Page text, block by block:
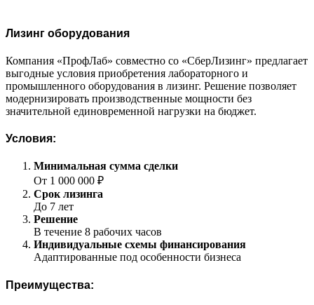
Лизинг оборудования
Компания «ПрофЛаб» совместно со «СберЛизинг» предлагает
выгодные условия приобретения лабораторного и
промышленного оборудования в лизинг. Решение позволяет
модернизировать производственные мощности без
значительной единовременной нагрузки на бюджет.
Условия:
Минимальная сумма сделки
От 1 000 000 ₽
Срок лизинга
До 7 лет
Решение
В течение 8 рабочих часов
Индивидуальные схемы финансирования
Адаптированные под особенности бизнеса
Преимущества: